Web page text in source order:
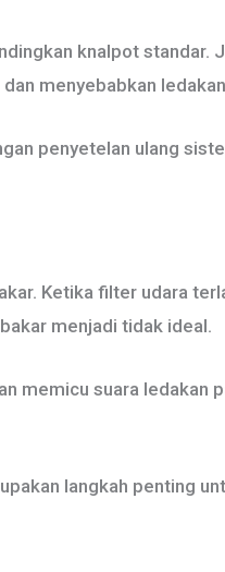
knalpot standar.
menyebabkan
penyetelan ulang
Ketika filter udara
menjadi tidak ideal.
memicu suara ledakan
langkah penting